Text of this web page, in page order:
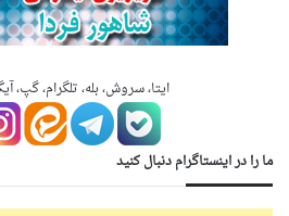
ایتا، سروش، بله، تلگرام، گپ،
ما را در اینستاگرام دنبال کنید